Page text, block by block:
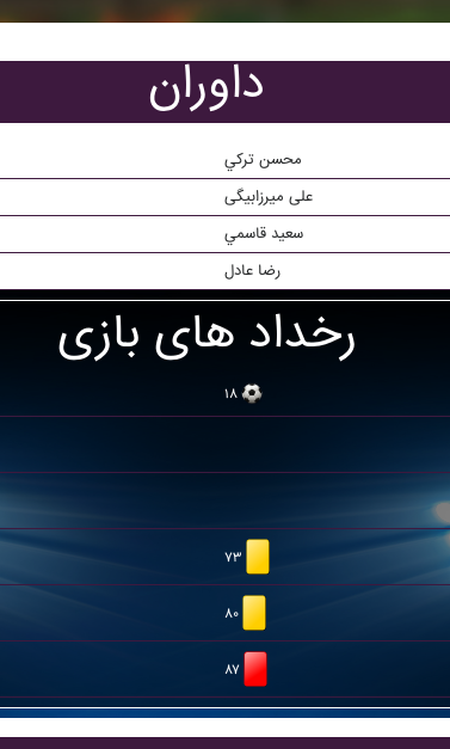
داوران
محسن ترکي
علی میرزابیگی
سعيد قاسمي
رضا عادل
رخداد های بازی
۱۸
۷۳
۸۰
۸۷